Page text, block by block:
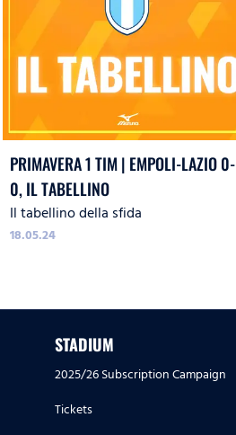
PRIMAVERA 1 TIM | EMPOLI-LAZIO 0-
0, IL TABELLINO
Il tabellino della sfida
18.05.24
STADIUM
2025/26 Subscription Campaign
Tickets